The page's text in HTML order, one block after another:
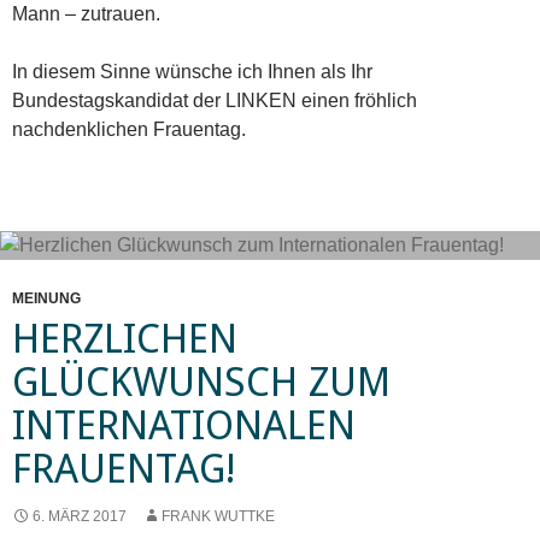
Mann – zutrauen.
In diesem Sinne wünsche ich Ihnen als Ihr
Bundestagskandidat der LINKEN einen fröhlich
nachdenklichen Frauentag.
MEINUNG
HERZLICHEN
GLÜCKWUNSCH ZUM
INTERNATIONALEN
FRAUENTAG!
6. MÄRZ 2017 FRANK WUTTKE